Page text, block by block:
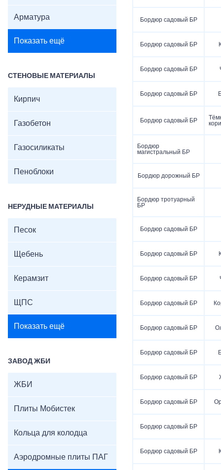
Арматура
Показать ещё
СТЕНОВЫЕ МАТЕРИАЛЫ
Кирпич
Газобетон
Газосиликаты
Пеноблоки
НЕРУДНЫЕ МАТЕРИАЛЫ
Песок
Щебень
Керамзит
ЩПС
Показать ещё
ЗАВОД ЖБИ
ЖБИ
Плиты Мобистек
Кольца для колодца
Аэродромные плиты ПАГ
Бордюр садовый БР
Бордюр садовый БР
Бордюр садовый БР
Бордюр садовый БР
Бордюр садовый БР
Бордюр
магистральный БР
Бордюр дорожный БР
Бордюр тротуарный
БР
Бордюр садовый БР
Бордюр садовый БР
Бордюр садовый БР
Бордюр садовый БР
Бордюр садовый БР
Бордюр садовый БР
Бордюр садовый БР
Бордюр садовый БР
Бордюр садовый БР
Бордюр садовый БР